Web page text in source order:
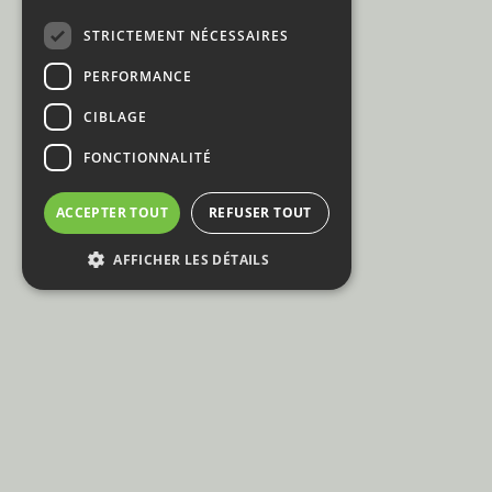
STRICTEMENT NÉCESSAIRES
PERFORMANCE
CIBLAGE
FONCTIONNALITÉ
ACCEPTER TOUT REFUSER TOUT
AFFICHER LES DÉTAILS